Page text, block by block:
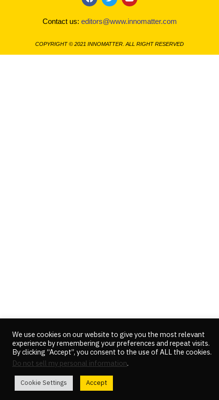
F
c
e
o
o
k
T
i
t
e
r
Y
u
t
b
e
Contact us: editors@www.innomatter.com
COPYRIGHT © 2021 INNOMATTER. ALL RIGHT RESERVED
We use cookies on our website to give you the most relevant
experience by remembering your preferences and repeat visits.
By clicking “Accept”, you consent to the use of ALL the cookies.
Do not sell my personal information.
Cookie Settings Accept